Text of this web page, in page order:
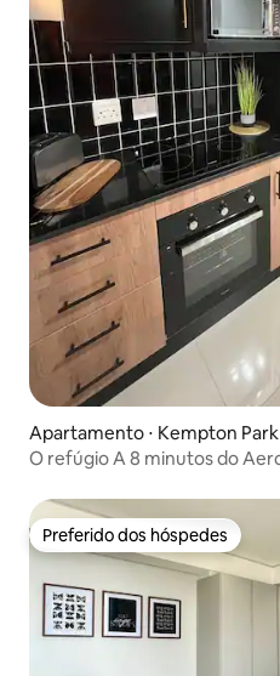
Apartamento ⋅ Kempton Park
O refúgio A 8 minutos do Aeroporto Internacional OR
Preferido dos hóspedes
Preferido dos hóspedes